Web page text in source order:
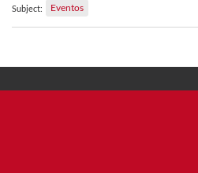
Subject: Eventos